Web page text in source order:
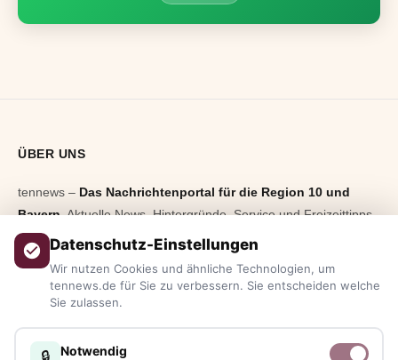
ÜBER UNS
tennews – Das Nachrichtenportal für die Region 10 und
Bayern.Aktuelle News, Hintergründe, Service und Freizeittipps
aus allen Regionen, Städten und Landkreisen.
Blaulicht, von Kultur bis Sport, von Alltagstipps bis
Veranstaltungen – immer aktuell, immer aus Ihrer Nähe.
kennen eine Geschichte, die erzählt werden sollte?
Datenschutz-Einstellungen
Wir nutzen Cookies und ähnliche Technologien, um
tennews.de für Sie zu verbessern. Sie entscheiden welche
Sie zulassen.
🔒 Notwendig